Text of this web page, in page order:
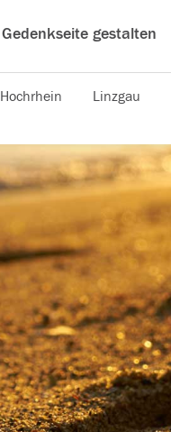
Gedenkseite gestalten
Hochrhein Linzgau